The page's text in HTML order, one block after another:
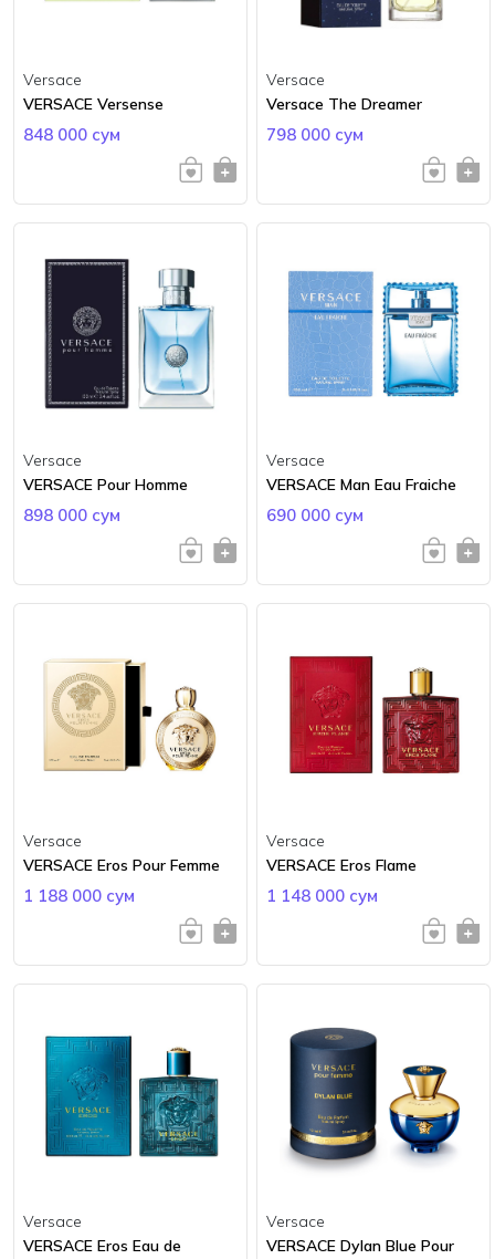
Versace
VERSACE Versense
848 000 сум
Versace
Versace The Dreamer
798 000 сум
Versace
VERSACE Pour Homme
898 000 сум
Versace
VERSACE Man Eau Fraiche
690 000 сум
Versace
VERSACE Eros Pour Femme
1 188 000 сум
Versace
VERSACE Eros Flame
1 148 000 сум
Versace
VERSACE Eros Eau de
Versace
VERSACE Dylan Blue Pour